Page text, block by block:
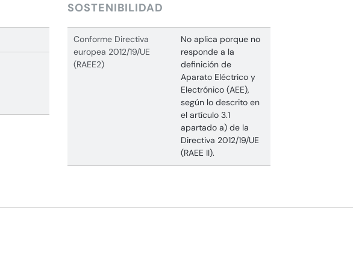
SOSTENIBILIDAD
Conforme Directiva
europea 2012/19/UE
(RAEE2)
No aplica porque no
responde a la
definición de
Aparato Eléctrico y
Electrónico (AEE),
según lo descrito en
el artículo 3.1
apartado a) de la
Directiva 2012/19/UE
(RAEE II).